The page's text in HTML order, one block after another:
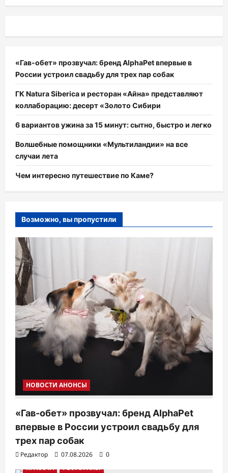
«Гав-обет» прозвучал: бренд AlphaPet впервые в
России устроил свадьбу для трех пар собак
ГК Natura Siberica и ресторан «Айна» представляют
коллаборацию: десерт «Золото Сибири
6 вариантов ужина за 15 минут: сытно, быстро и легко
Волшебные помощники «Мультиландии» на все
случаи лета
Чем интересно путешествие по Каме?
Возможно, вы пропустили
НОВОСТИ АНОНСЫ
«Гав-обет» прозвучал: бренд AlphaPet
впервые в России устроил свадьбу для
трех пар собак
Редактор 07.08.2026
0
КРАСОТА
РЕСТОРАНЫ